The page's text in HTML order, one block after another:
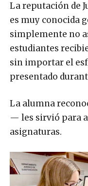
La reputación de
es muy conocida
simplemente no
estudiantes
sin importar el
presentado
La alumna
— les sirvió para
asignaturas.